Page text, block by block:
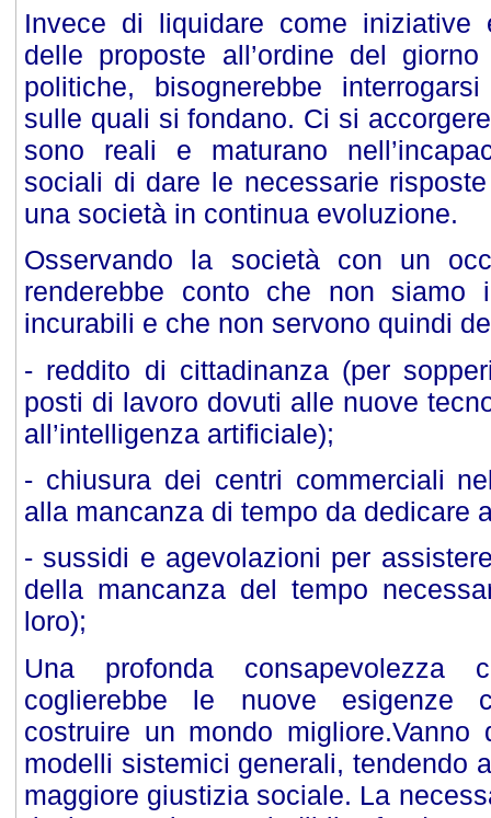
Invece di liquidare come iniziative
delle proposte all’ordine del
politiche, bisognerebbe
sulle quali si fondano. Ci si
sono reali e maturano
sociali di dare le necessarie
una società in continua evoluzione.
Osservando la società con un
renderebbe conto che non siamo
incurabili e che non servono quindi
- reddito di cittadinanza (per
posti di lavoro dovuti alle nuove
all’intelligenza artificiale);
- chiusura dei centri commerciali
alla mancanza di tempo da dedicare
- sussidi e agevolazioni per
della mancanza del tempo
loro);
Una profonda
coglierebbe le nuove esigenze
costruire un mondo
modelli sistemici generali, tendendo
maggiore giustizia sociale. La